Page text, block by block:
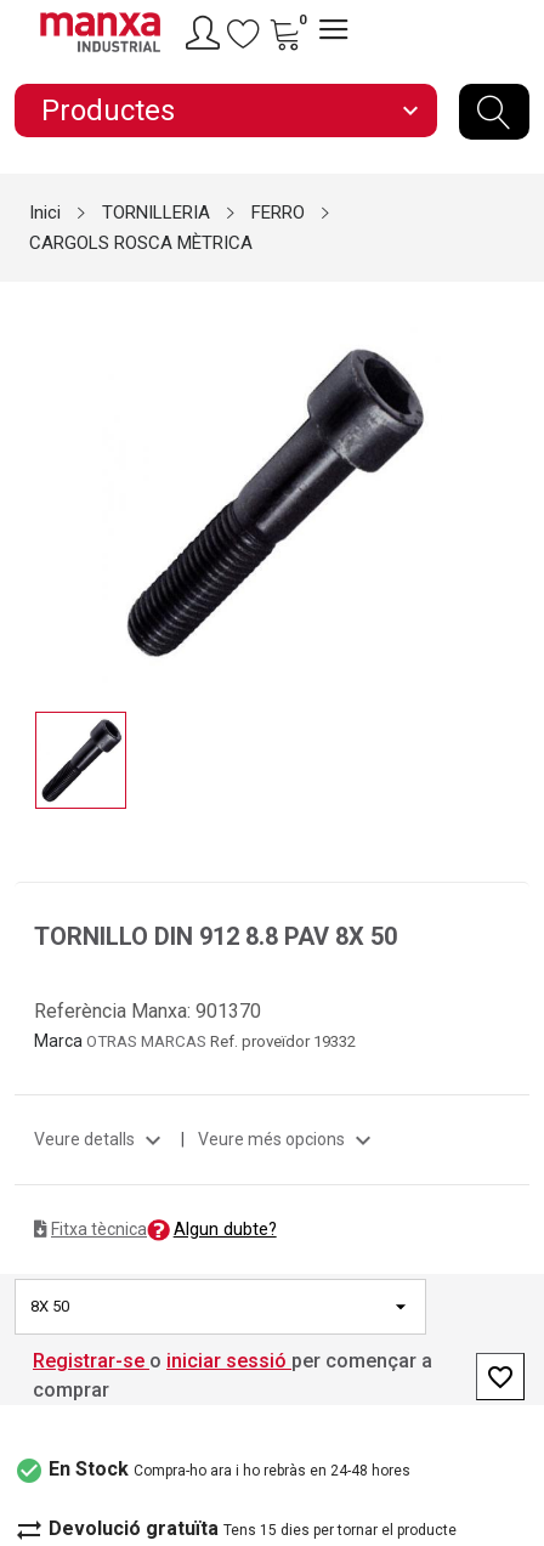
0
Productes expand_more
Inici TORNILLERIA
FERRO
CARGOLS ROSCA MÈTRICA
TORNILLO DIN 912 8.8 PAV 8X 50
Referència Manxa: 901370
Marca OTRAS MARCAS Ref. proveïdor 19332
Veure detalls expand_more | Veure més opcions expand_more
Fitxa tècnica Algun dubte?
8X 50
Registrar-se o iniciar sessió per començar a
comprar
favorite_border
check_circle En Stock Compra-ho ara i ho rebràs en 24-48 hores
sync_alt Devolució gratuïta Tens 15 dies per tornar el producte